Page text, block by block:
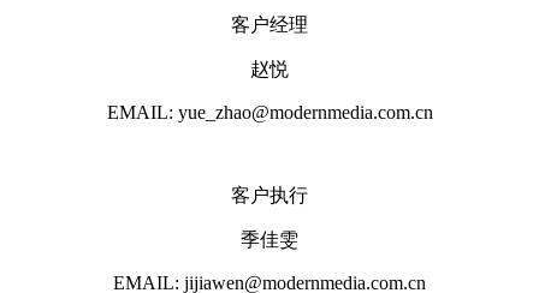
客户经理
赵悦
EMAIL: yue_zhao@modernmedia.com.cn
客户执行
季佳雯
EMAIL: jijiawen@modernmedia.com.cn